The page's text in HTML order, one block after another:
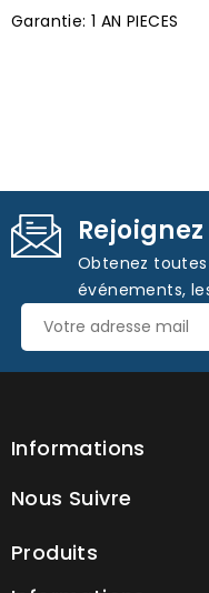
Garantie: 1 AN PIECES
Obtenez
événements,
Informations
Nous Suivre
Produits